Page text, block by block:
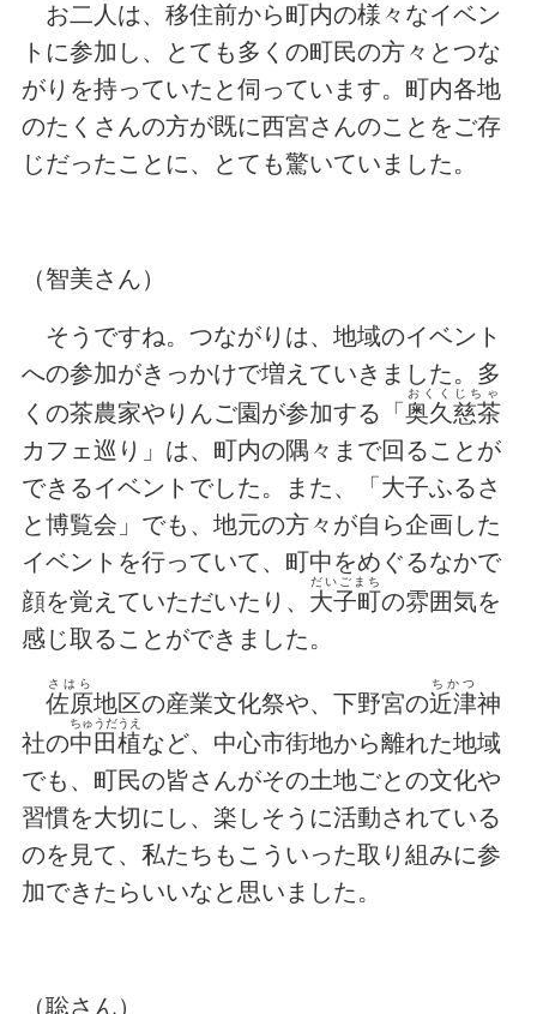
お二人は、移住前から町内の様々なイベン
トに参加し、とても多くの町民の方々とつな
がりを持っていたと伺っています。町内各地
のたくさんの方が既に西宮さんのことをご存
じだったことに、とても驚いていました。
（智美さん）
そうですね。つながりは、地域のイベント
への参加がきっかけで増えていきました。多
くの茶農家やりんご園が参加する「奥久慈茶
おくくじちゃ
カフェ巡り」は、町内の隅々まで回ることが
できるイベントでした。また、「大子ふるさ
と博覧会」でも、地元の方々が自ら企画した
イベントを行っていて、町中をめぐるなかで
顔を覚えていただいたり、 大子町
だいごまち
の雰囲気を
感じ取ることができました。
佐原
さはら
地区の産業文化祭や、下野宮の近津
ちかつ
神
社の中田植
ちゅうだうえ
など、中心市街地から離れた地域
でも、町民の皆さんがその土地ごとの文化や
習慣を大切にし、楽しそうに活動されている
のを見て、私たちもこういった取り組みに参
加できたらいいなと思いました。
（聡さん）